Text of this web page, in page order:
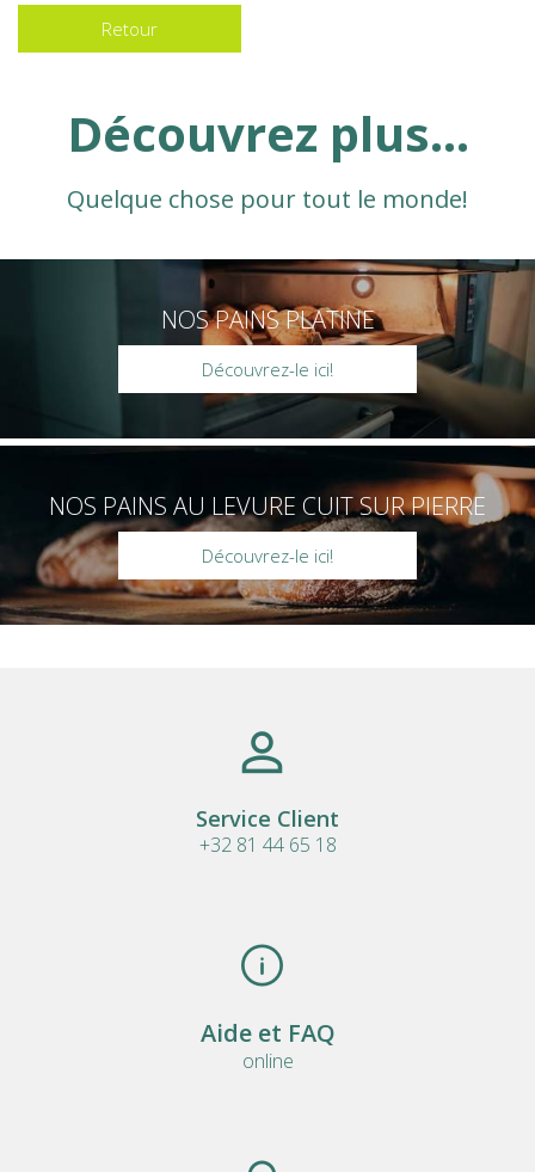
Retour
Découvrez plus...
Quelque chose pour tout le monde!
NOS PAINS PLATINE
Découvrez-le ici!
NOS PAINS AU LEVURE CUIT SUR PIERRE
Découvrez-le ici!
Service Client
+32 81 44 65 18
Aide et FAQ
online